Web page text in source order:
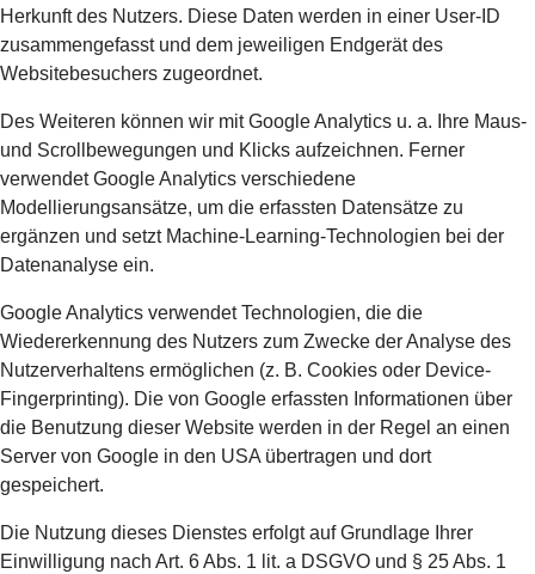
Herkunft des Nutzers. Diese Daten werden in einer User-ID
zusammengefasst und dem jeweiligen Endgerät des
Websitebesuchers zugeordnet.
Des Weiteren können wir mit Google Analytics u. a. Ihre Maus-
und Scrollbewegungen und Klicks aufzeichnen. Ferner
verwendet Google Analytics verschiedene
Modellierungsansätze, um die erfassten Datensätze zu
ergänzen und setzt Machine-Learning-Technologien bei der
Datenanalyse ein.
Google Analytics verwendet Technologien, die die
Wiedererkennung des Nutzers zum Zwecke der Analyse des
Nutzerverhaltens ermöglichen (z. B. Cookies oder Device-
Fingerprinting). Die von Google erfassten Informationen über
die Benutzung dieser Website werden in der Regel an einen
Server von Google in den USA übertragen und dort
gespeichert.
Die Nutzung dieses Dienstes erfolgt auf Grundlage Ihrer
Einwilligung nach Art. 6 Abs. 1 lit. a DSGVO und § 25 Abs. 1